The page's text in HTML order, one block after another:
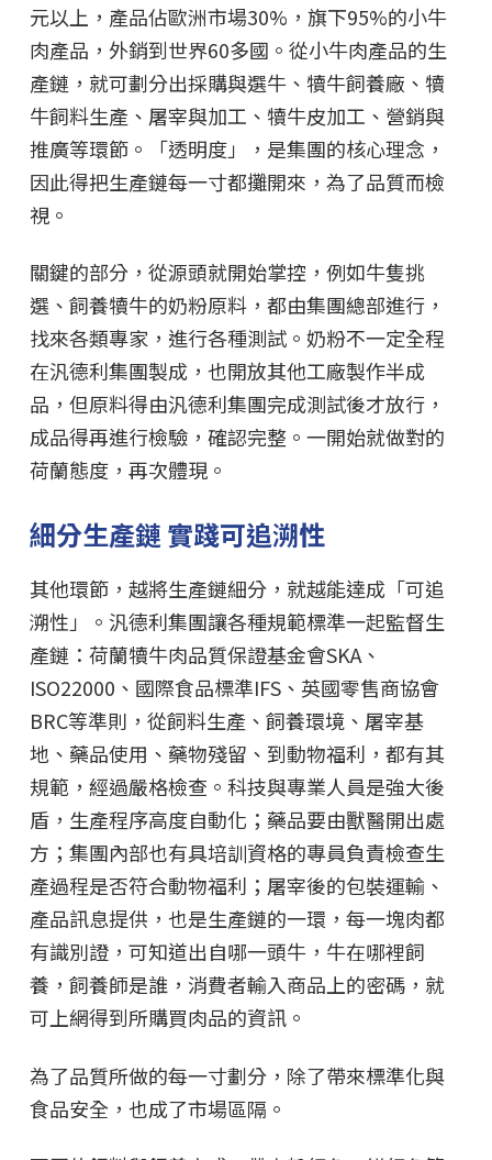
元以上，產品佔歐洲市場30%，旗下95%的小牛
肉產品，外銷到世界60多國。從小牛肉產品的生
產鏈，就可劃分出採購與選牛、犢牛飼養廠、犢
牛飼料生產、屠宰與加工、犢牛皮加工、營銷與
推廣等環節。「透明度」，是集團的核心理念，
因此得把生產鏈每一寸都攤開來，為了品質而檢
視。
關鍵的部分，從源頭就開始掌控，例如牛隻挑
選、飼養犢牛的奶粉原料，都由集團總部進行，
找來各類專家，進行各種測試。奶粉不一定全程
在汎德利集團製成，也開放其他工廠製作半成
品，但原料得由汎德利集團完成測試後才放行，
成品得再進行檢驗，確認完整。一開始就做對的
荷蘭態度，再次體現。
細分生產鏈 實踐可追溯性
其他環節，越將生產鏈細分，就越能達成「可追
溯性」。汎德利集團讓各種規範標準一起監督生
產鏈：荷蘭犢牛肉品質保證基金會SKA、
ISO22000、國際食品標準IFS、英國零售商協會
BRC等準則，從飼料生產、飼養環境、屠宰基
地、藥品使用、藥物殘留、到動物福利，都有其
規範，經過嚴格檢查。科技與專業人員是強大後
盾，生產程序高度自動化；藥品要由獸醫開出處
方；集團內部也有具培訓資格的專員負責檢查生
產過程是否符合動物福利；屠宰後的包裝運輸、
產品訊息提供，也是生產鏈的一環，每一塊肉都
有識別證，可知道出自哪一頭牛，牛在哪裡飼
養，飼養師是誰，消費者輸入商品上的密碼，就
可上網得到所購買肉品的資訊。
為了品質所做的每一寸劃分，除了帶來標準化與
食品安全，也成了市場區隔。